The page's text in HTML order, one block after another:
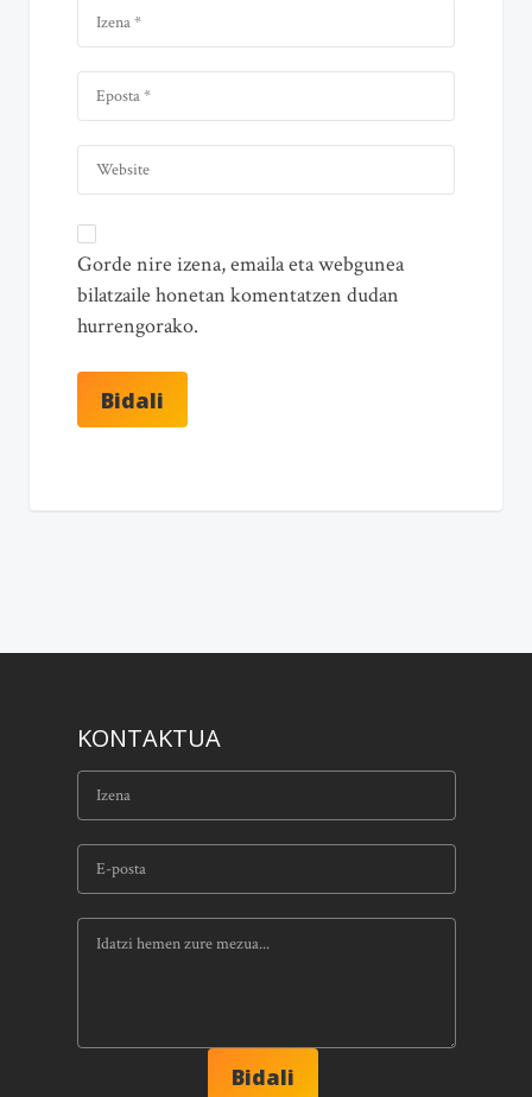
Gorde nire izena, emaila eta webgunea
bilatzaile honetan komentatzen dudan
hurrengorako.
KONTAKTUA